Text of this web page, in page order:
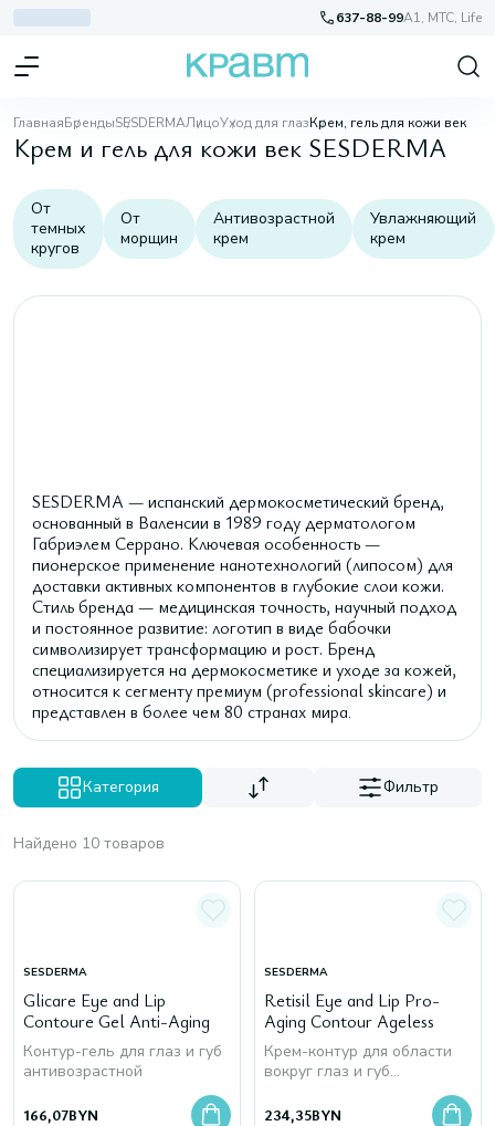
637-88-99A1, МТС, Life
ГлавнаяБрендыSESDERMAЛицоУход для глазКрем, гель для кожи век
Крем и гель для кожи век SESDERMA
От
темных
кругов
От
морщин
Антивозрастной
крем
Увлажняющий
крем
SESDERMA — испанский дермокосметический бренд,
основанный в Валенсии в 1989 году дерматологом
Габриэлем Серрано. Ключевая особенность —
пионерское применение нанотехнологий (липосом) для
доставки активных компонентов в глубокие слои кожи.
Стиль бренда — медицинская точность, научный подход
и постоянное развитие: логотип в виде бабочки
символизирует трансформацию и рост. Бренд
специализируется на дермокосметике и уходе за кожей,
относится к сегменту премиум (professional skincare) и
представлен в более чем 80 странах мира.
Категория Фильтр
Найдено 10 товаров
SESDERMA
Glicare Eye and Lip
Contoure Gel Anti-Aging
Контур-гель для глаз и губ
антивозрастной
166,07BYN
SESDERMA
Retisil Eye and Lip Pro-
Aging Contour Ageless
Крем-контур для области
вокруг глаз и губ
234,35BYN